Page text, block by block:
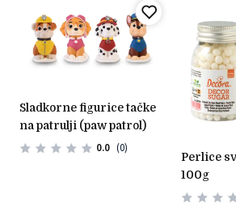
sladkorne figurice tačke
na patrulji (paw patrol)
0.0 (0)
perlice svetleče bele 7mm
100g